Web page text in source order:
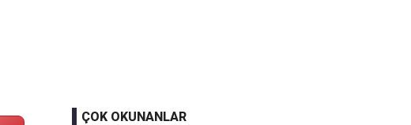
ÇOK OKUNANLAR